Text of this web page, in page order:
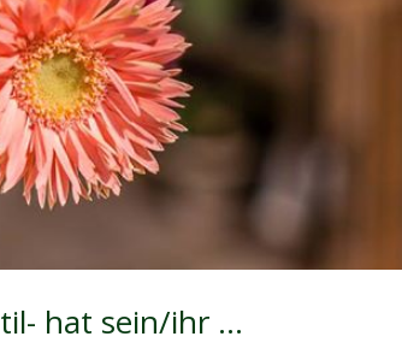
hat sein/ihr …